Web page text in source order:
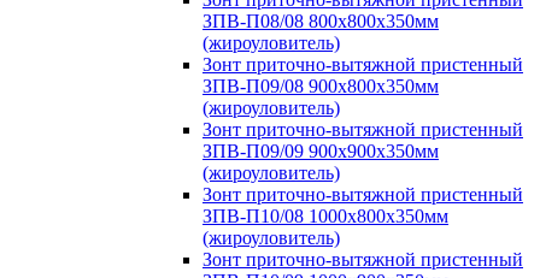
ЗПВ-П08/08 800х800х350мм
(жироуловитель)
Зонт приточно-вытяжной пристенный
ЗПВ-П09/08 900х800х350мм
(жироуловитель)
Зонт приточно-вытяжной пристенный
ЗПВ-П09/09 900х900х350мм
(жироуловитель)
Зонт приточно-вытяжной пристенный
ЗПВ-П10/08 1000х800х350мм
(жироуловитель)
Зонт приточно-вытяжной пристенный